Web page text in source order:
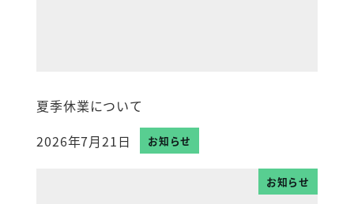
夏季休業について
投稿日
2026年7月21日 お知らせ
お知らせ